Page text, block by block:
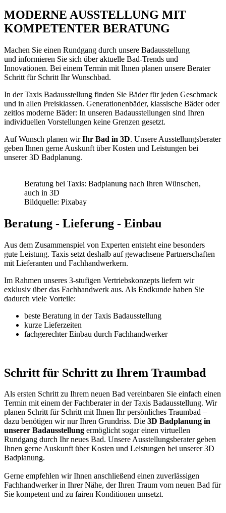
MODERNE AUSSTELLUNG MIT
KOMPETENTER BERATUNG
Machen Sie einen Rundgang durch unsere Badausstellung
und informieren Sie sich über aktuelle Bad-Trends und
Innovationen. Bei einem Termin mit Ihnen planen unsere Berater
Schritt für Schritt Ihr Wunschbad.
In der Taxis Badausstellung finden Sie Bäder für jeden Geschmack
und in allen Preisklassen. Generationenbäder, klassische Bäder oder
zeitlos moderne Bäder: In unseren Badausstellungen sind Ihren
individuellen Vorstellungen keine Grenzen gesetzt.
Auf Wunsch planen wirIhr Bad in 3D. Unsere Ausstellungsberater
geben Ihnen gerne Auskunft über Kosten und Leistungen bei
unserer 3D Badplanung.
Beratung bei Taxis: Badplanung nach Ihren Wünschen,
auch in 3D
Bildquelle: Pixabay
Beratung - Lieferung - Einbau
Aus dem Zusammenspiel von Experten entsteht eine besonders
gute Leistung. Taxis setzt deshalb auf gewachsene Partnerschaften
mit Lieferanten und Fachhandwerkern.
Im Rahmen unseres 3-stufigen Vertriebskonzepts liefern wir
exklusiv über das Fachhandwerk aus. Als Endkunde haben Sie
dadurch viele Vorteile:
beste Beratung in der Taxis Badausstellung
kurze Lieferzeiten
fachgerechter Einbau durch Fachhandwerker
Schritt für Schritt zu Ihrem Traumbad
Als ersten Schritt zu Ihrem neuen Bad vereinbaren Sie einfach einen
Termin mit einem der Fachberater in der Taxis Badausstellung. Wir
planen Schritt für Schritt mit Ihnen Ihr persönliches Traumbad –
dazu benötigen wir nur Ihren Grundriss. Die 3D Badplanung in
unserer Badausstellung ermöglicht sogar einen virtuellen
Rundgang durch Ihr neues Bad. Unsere Ausstellungsberater geben
Ihnen gerne Auskunft über Kosten und Leistungen bei unserer 3D
Badplanung.
Gerne empfehlen wir Ihnen anschließend einen zuverlässigen
Fachhandwerker in Ihrer Nähe, der Ihren Traum vom neuen Bad für
Sie kompetent und zu fairen Konditionen umsetzt.